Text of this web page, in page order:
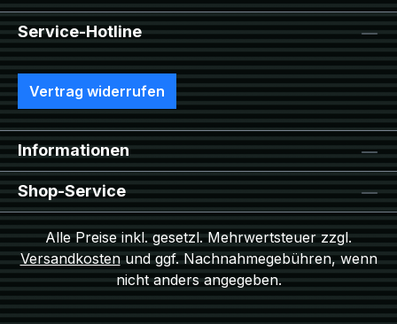
Service-Hotline
Vertrag widerrufen
Informationen
Shop-Service
Alle Preise inkl. gesetzl. Mehrwertsteuer zzgl.
Versandkostenund ggf. Nachnahmegebühren, wenn
nicht anders angegeben.